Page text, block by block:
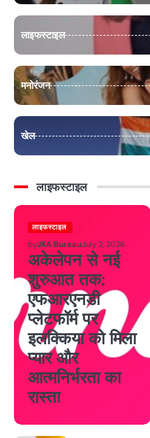
लाइफस्टाइल
मनोरंजन
खेल
लाइफस्टाइल
लाइफस्टाइल
byJKA BureauJuly 2, 2026
अकेलेपन से नई
शुरुआत तक:
एफआरएनडी
प्लेटफॉर्म पर
इलक्किया को मिला
प्यार और
आत्मनिर्भरता का
रास्ता